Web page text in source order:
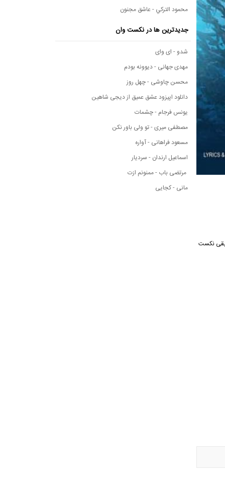
موسیقی نکست
محمود التركي - عاشق مجنون
جدیدترین ها در نکست وان
شدو - ای وای
مهدی جهانی - دیوونه بودم
محسن چاوشی - چهل روز
دانلود اپیزود عشق عمیق از دیجی شاهین
یونس فرجام - چشمات
مصطفی میری - تو ولی باور نکن
مسعود فراهانی - آواره
اسماعیل ارندان - سردیار
مرتضی باب - ممنونم ازت
مانی - کجایی